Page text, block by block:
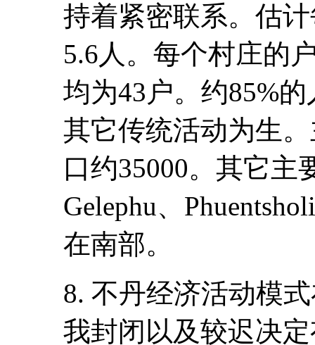
持着紧密联系。估
5.6人。每个村庄的
均为43户。约85%
其它传统活动为生
口约35000。其它主
Gelephu、
在南部。
8. 不丹经济活动模
我封闭以及较迟决